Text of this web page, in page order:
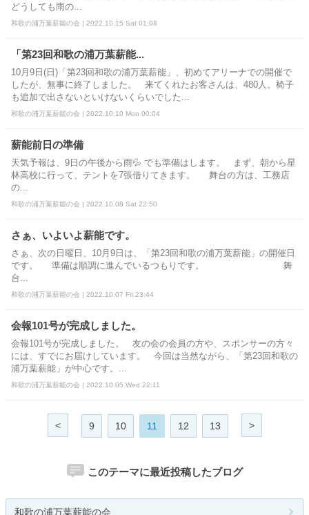
どうしても雨の...
和歌の浦万葉薪能の会 | 2022.10.15 Sat 01:08
「第23回和歌の浦万葉薪能...
10月9日(日)「第23回和歌の浦万葉薪能」、初めてアリーナでの開催で
したが、無事に終了しました。 来てくれたお客さんは、480人。椅子
も追加で出さないといけないくらいでした...
和歌の浦万葉薪能の会 | 2022.10.10 Mon 00:04
薪能前日の準備
天気予報は、9日の午後から雨💦 でも準備はします。 まず、朝から星
林高校に行って、テントを7張借りてきます。 舞台の方は、工務店
の...
和歌の浦万葉薪能の会 | 2022.10.08 Sat 22:50
さぁ、いよいよ薪能です。
さぁ、次の日曜日、10月9日は、「第23回和歌の浦万葉薪能」の開催日
です。 準備は順調に進んでいるつもりです。 舞
台...
和歌の浦万葉薪能の会 | 2022.10.07 Fri 23:44
会報101号が完成しました。
会報101号が完成しました。 友の会の会員の方や、スポンサーの方々
には、すでにお届けしています。 今回は当然ながら、「第23回和歌の
浦万葉薪能」が中心です。...
和歌の浦万葉薪能の会 | 2022.10.05 Wed 22:11
< 9 10 11 12 13 >
このテーマに最近投稿したブログ
和歌の浦万葉薪能の会